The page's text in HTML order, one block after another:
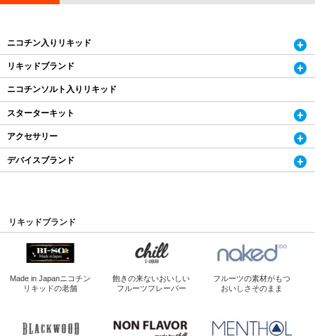
ニコチン入りリキッド
リキッドブランド
ニコチンソルト入りリキッド
スターターキット
アクセサリー
デバイスブランド
リキッドブランド
Made in Japanニコチン
リキッドの老舗
飽きの来ないおいしい
フルーツフレーバー
フルーツの素材がもつ
おいしさそのまま